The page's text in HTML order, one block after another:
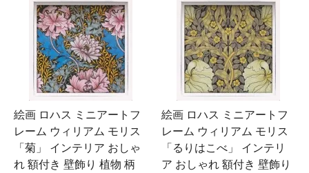
絵画 ロハス ミニアートフ
レーム ウィリアム モリス
「菊」 インテリア おしゃ
れ 額付き 壁飾り 植物 柄
絵画 ロハス ミニアートフ
レーム ウィリアム モリス
「るりはこべ」 インテリ
ア おしゃれ 額付き 壁飾り